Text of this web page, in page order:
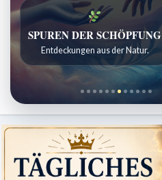
SPUREN DER SCHÖPFUNG
Entdeckungen aus der Natur.